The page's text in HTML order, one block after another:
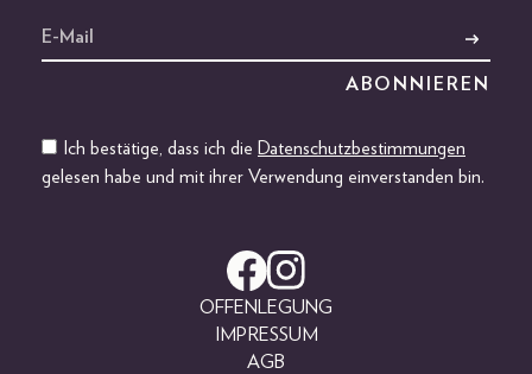
Ich bestätige, dass ich die Datenschutzbestimmungen
gelesen habe und mit ihrer Verwendung einverstanden bin.
OFFENLEGUNG
IMPRESSUM
AGB